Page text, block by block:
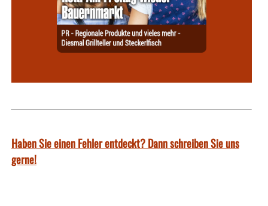
Haben Sie einen Fehler entdeckt? Dann schreiben Sie uns
gerne!